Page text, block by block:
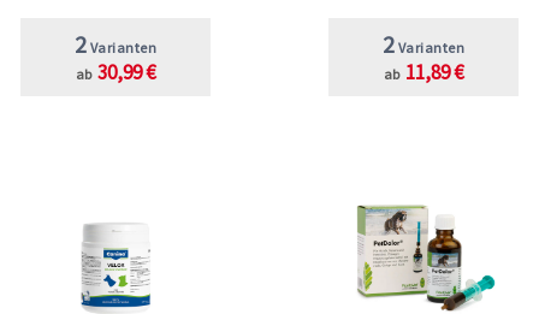
2 Varianten
ab 30,99 €
2 Varianten
ab 11,89 €